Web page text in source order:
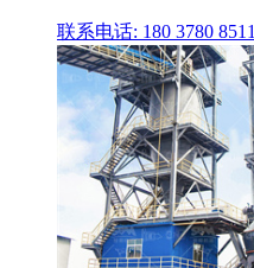
联系电话: 180 3780 8511